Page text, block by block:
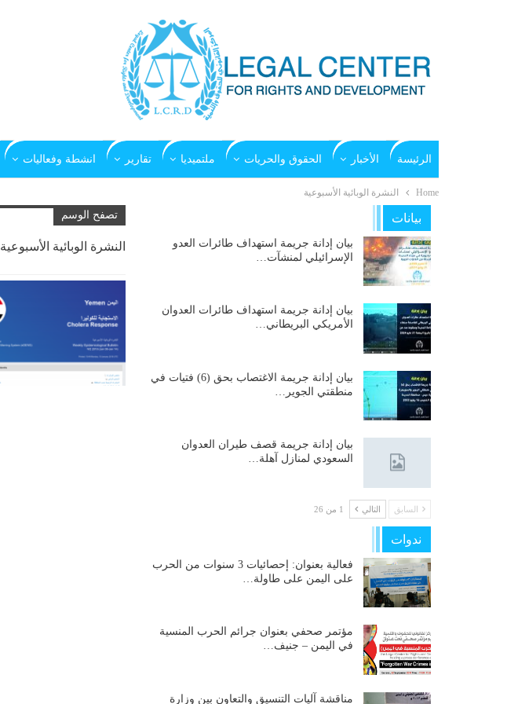
الرئيسة الأخبار الحقوق والحريات ملتميديا تقارير انشطة وفعاليات
Home النشرة الوبائیة الأسبوعیة
تصفح الوسم
النشرة الوبائیة الأسبوعیة
بيانات
بيان إدانة جريمة استهداف طائرات العدو
الإسرائيلي لمنشآت…
بيان إدانة جريمة استهداف طائرات العدوان
الأمريكي البريطاني…
بيان إدانة جريمة الاغتصاب بحق (6) فتيات في
منطقتي الجوير…
بيان إدانة جريمة قصف طيران العدوان
السعودي لمنازل آهلة…
السابق التالي 1 من 26
ندوات
فعالية بعنوان: إحصائيات 3 سنوات من الحرب
على اليمن على طاولة…
مؤتمر صحفي بعنوان جرائم الحرب المنسية
في اليمن – جنيف…
مناقشة آليات التنسيق والتعاون بين وزارة